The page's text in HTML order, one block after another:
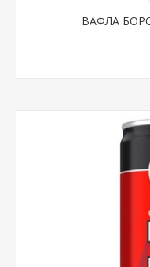
ВАФЛА